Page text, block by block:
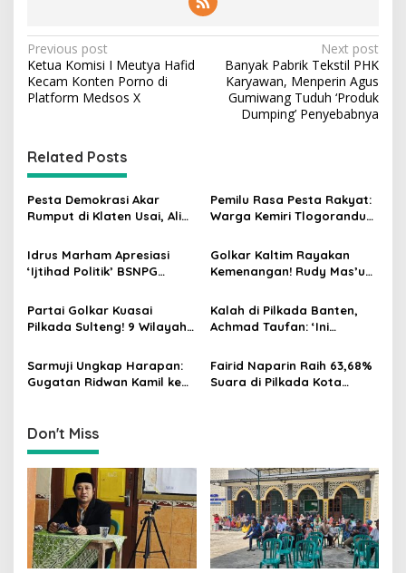
P
o
s
n
a
v
g
a
t
i
o
n
Previous post
Ketua Komisi I Meutya Hafid
Kecam Konten Porno di
Platform Medsos X
Next post
Banyak Pabrik Tekstil PHK
Karyawan, Menperin Agus
Gumiwang Tuduh ‘Produk
Dumping’ Penyebabnya
Related Posts
Pesta Demokrasi Akar
Rumput di Klaten Usai, Alim
Kursi Ketua RW 04 Kemiri
Pemilu Rasa Pesta Rakyat:
Warga Kemiri Tlogorandu
Demokratis, Rebutan Door
Prize Menarik!
Idrus Marham Apresiasi
‘Ijtihad Politik’ BSNPG
Agar Rakyat Jadi Aktor
Utama di Pemilu!
Golkar Kaltim Rayakan
Kemenangan! Rudy Mas’ud-
MK Tegaskan Hasil Pilgub
Partai Golkar Kuasai
Pilkada Sulteng! 9 Wilayah
Hanya 4
Kalah di Pilkada Banten,
Achmad Taufan: ‘Ini
Saatnya Strategi Bangkit
untuk 2029!
Sarmuji Ungkap Harapan:
Gugatan Ridwan Kamil ke
Fairid Naparin Raih 63,68%
Suara di Pilkada Kota
Don't Miss